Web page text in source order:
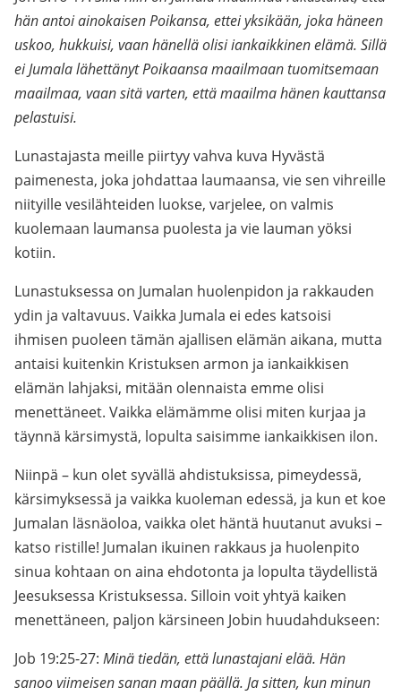
hän antoi ainokaisen Poikansa, ettei yksikään, joka häneen
uskoo, hukkuisi, vaan hänellä olisi iankaikkinen elämä. Sillä
ei Jumala lähettänyt Poikaansa maailmaan tuomitsemaan
maailmaa, vaan sitä varten, että maailma hänen kauttansa
pelastuisi.
Lunastajasta meille piirtyy vahva kuva Hyvästä
paimenesta, joka johdattaa laumaansa, vie sen vihreille
niityille vesilähteiden luokse, varjelee, on valmis
kuolemaan laumansa puolesta ja vie lauman yöksi
kotiin.
Lunastuksessa on Jumalan huolenpidon ja rakkauden
ydin ja valtavuus. Vaikka Jumala ei edes katsoisi
ihmisen puoleen tämän ajallisen elämän aikana, mutta
antaisi kuitenkin Kristuksen armon ja iankaikkisen
elämän lahjaksi, mitään olennaista emme olisi
menettäneet. Vaikka elämämme olisi miten kurjaa ja
täynnä kärsimystä, lopulta saisimme iankaikkisen ilon.
Niinpä – kun olet syvällä ahdistuksissa, pimeydessä,
kärsimyksessä ja vaikka kuoleman edessä, ja kun et koe
Jumalan läsnäoloa, vaikka olet häntä huutanut avuksi –
katso ristille! Jumalan ikuinen rakkaus ja huolenpito
sinua kohtaan on aina ehdotonta ja lopulta täydellistä
Jeesuksessa Kristuksessa. Silloin voit yhtyä kaiken
menettäneen, paljon kärsineen Jobin huudahdukseen:
Job 19:25-27: Minä tiedän, että lunastajani elää. Hän
sanoo viimeisen sanan maan päällä. Ja sitten, kun minun